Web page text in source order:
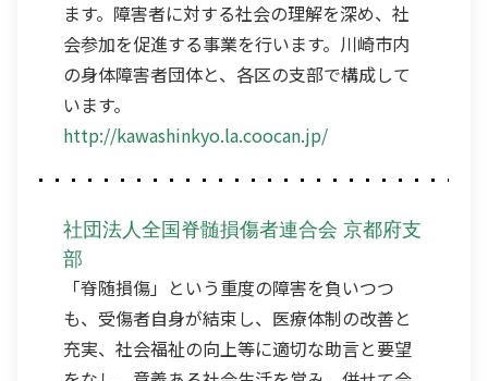
ます。障害者に対する社会の理解を深め、社
会参加を促進する事業を行います。川崎市内
の身体障害者団体と、各区の支部で構成して
います。
http://kawashinkyo.la.coocan.jp/
社団法人全国脊髄損傷者連合会 京都府支
部
「脊随損傷」という重度の障害を負いつつ
も、受傷者自身が結束し、医療体制の改善と
充実、社会福祉の向上等に適切な助言と要望